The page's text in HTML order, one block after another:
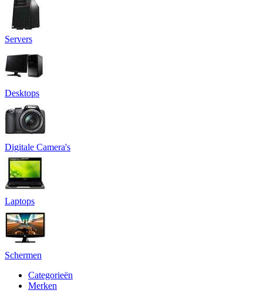
Servers
Desktops
Digitale Camera's
Laptops
Schermen
Categorieën
Merken